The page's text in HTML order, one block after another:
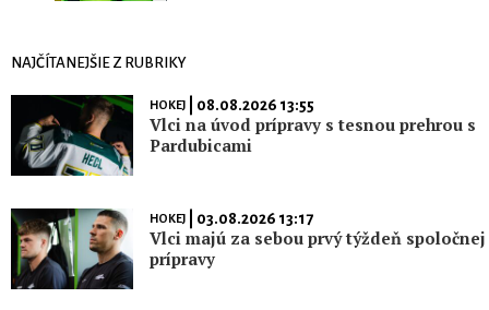
NAJČÍTANEJŠIE Z RUBRIKY
HOKEJ| 08.08.2026 13:55
Vlci na úvod prípravy s tesnou prehrou s
Pardubicami
HOKEJ| 03.08.2026 13:17
Vlci majú za sebou prvý týždeň spoločnej
prípravy